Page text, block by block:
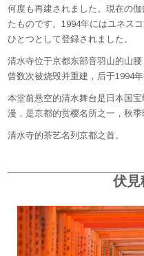
何度も再建されました。現在の
たものです。1994年にはユネス
ひとつとして登録されました。
清水寺位于京都东部音羽山的山腰
曾数次被烧毁并重建，后于1994
本堂前悬空的清水舞台是日本国
漫，是京都的赏樱名所之一，秋季
清水寺的茶艺名列京都之首。
伏見